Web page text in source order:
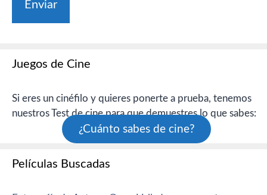
Juegos de Cine
Si eres un cinéfilo y quieres ponerte a prueba, tenemos
nuestros Test de cine para que demuestres lo que sabes:
¿Cuánto sabes de cine?
Películas Buscadas